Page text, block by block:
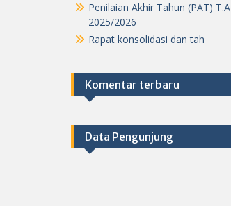
Penilaian Akhir Tahun (PAT) T.A
2025/2026
Rapat konsolidasi dan tah
Komentar terbaru
Data Pengunjung